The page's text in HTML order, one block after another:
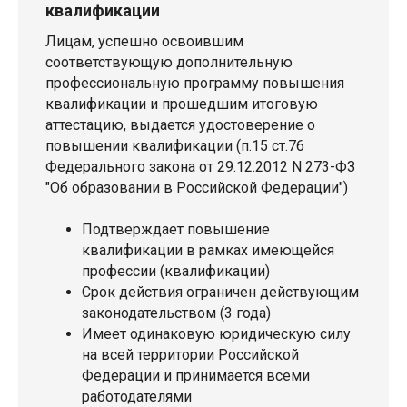
квалификации
Лицам, успешно освоившим
соответствующую дополнительную
профессиональную программу повышения
квалификации и прошедшим итоговую
аттестацию, выдается удостоверение о
повышении квалификации (п.15 ст.76
Федерального закона от 29.12.2012 N 273-ФЗ
"Об образовании в Российской Федерации")
Подтверждает повышение
квалификации в рамках имеющейся
профессии (квалификации)
Срок действия ограничен действующим
законодательством (3 года)
Имеет одинаковую юридическую силу
на всей территории Российской
Федерации и принимается всеми
работодателями